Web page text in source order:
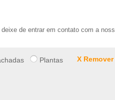
de entrar em contato com a
X
Plantas